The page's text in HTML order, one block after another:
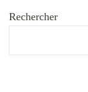
Rechercher